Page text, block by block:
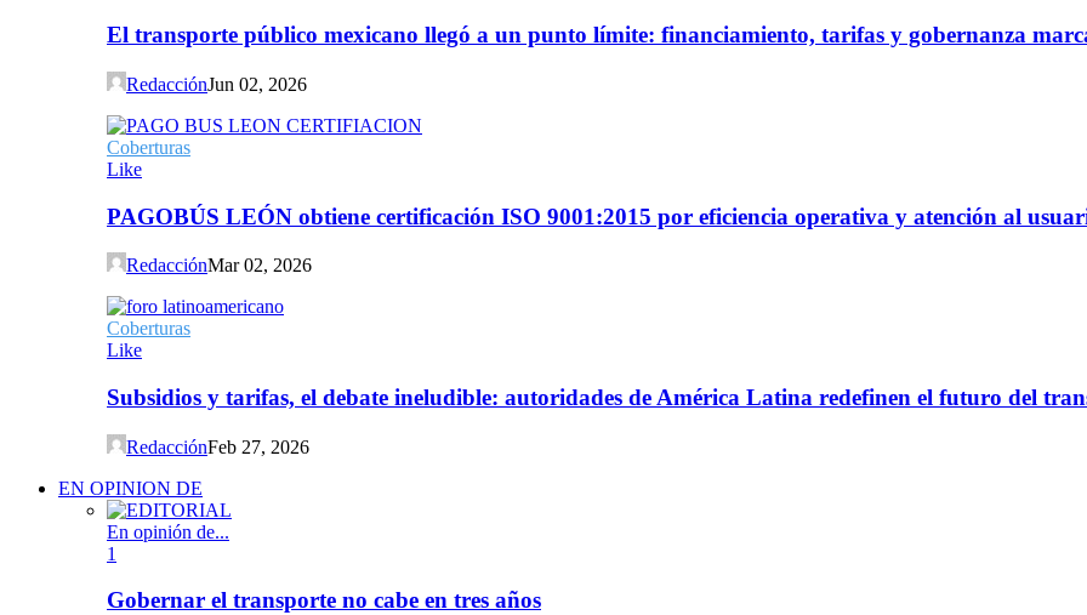
El transporte público mexicano llegó a un punto límite: financiamiento, tarifas y gobernanza
RedacciónJun 02, 2026
Coberturas
Like
PAGOBÚS LEÓN obtiene certificación ISO 9001:2015 por eficiencia operativa y atención al
RedacciónMar 02, 2026
Coberturas
Like
Subsidios y tarifas, el debate ineludible: autoridades de América Latina redefinen el futuro del
RedacciónFeb 27, 2026
EN OPINION DE
En opinión de...
1
Gobernar el transporte no cabe en tres años